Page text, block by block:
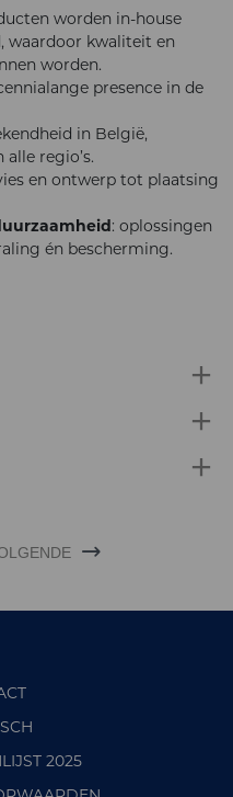
worden in-house
waardoor kwaliteit en
worden.
presence in de
in België,
regio’s.
en ontwerp tot plaatsing
: oplossingen
én bescherming.
2025